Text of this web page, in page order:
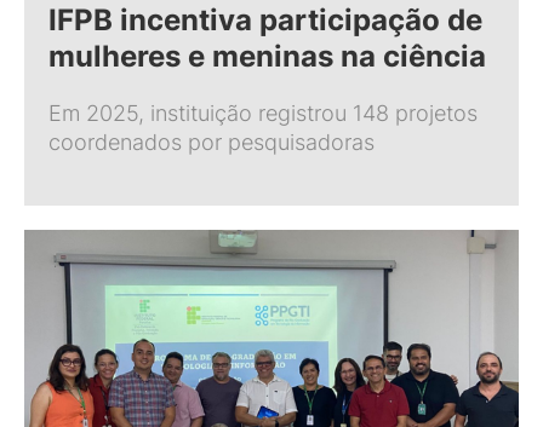
IFPB incentiva participação de
mulheres e meninas na ciência
Em 2025, instituição registrou 148 projetos
coordenados por pesquisadoras